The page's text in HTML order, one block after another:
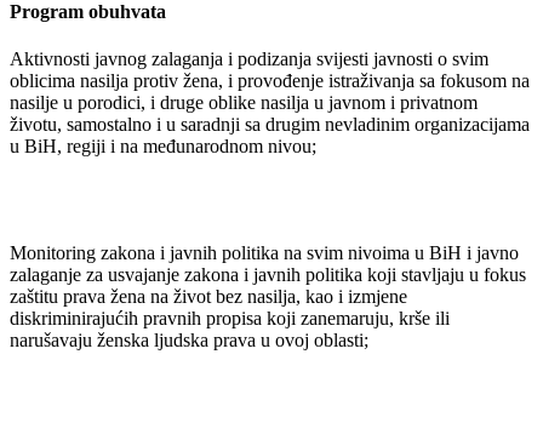
Program obuhvata
Aktivnosti javnog zalaganja i podizanja svijesti javnosti o svim
oblicima nasilja protiv žena, i provođenje istraživanja sa fokusom na
nasilje u porodici, i druge oblike nasilja u javnom i privatnom
životu, samostalno i u saradnji sa drugim nevladinim organizacijama
u BiH, regiji i na međunarodnom nivou;
Monitoring zakona i javnih politika na svim nivoima u BiH i javno
zalaganje za usvajanje zakona i javnih politika koji stavljaju u fokus
zaštitu prava žena na život bez nasilja, kao i izmjene
diskriminirajućih pravnih propisa koji zanemaruju, krše ili
narušavaju ženska ljudska prava u ovoj oblasti;